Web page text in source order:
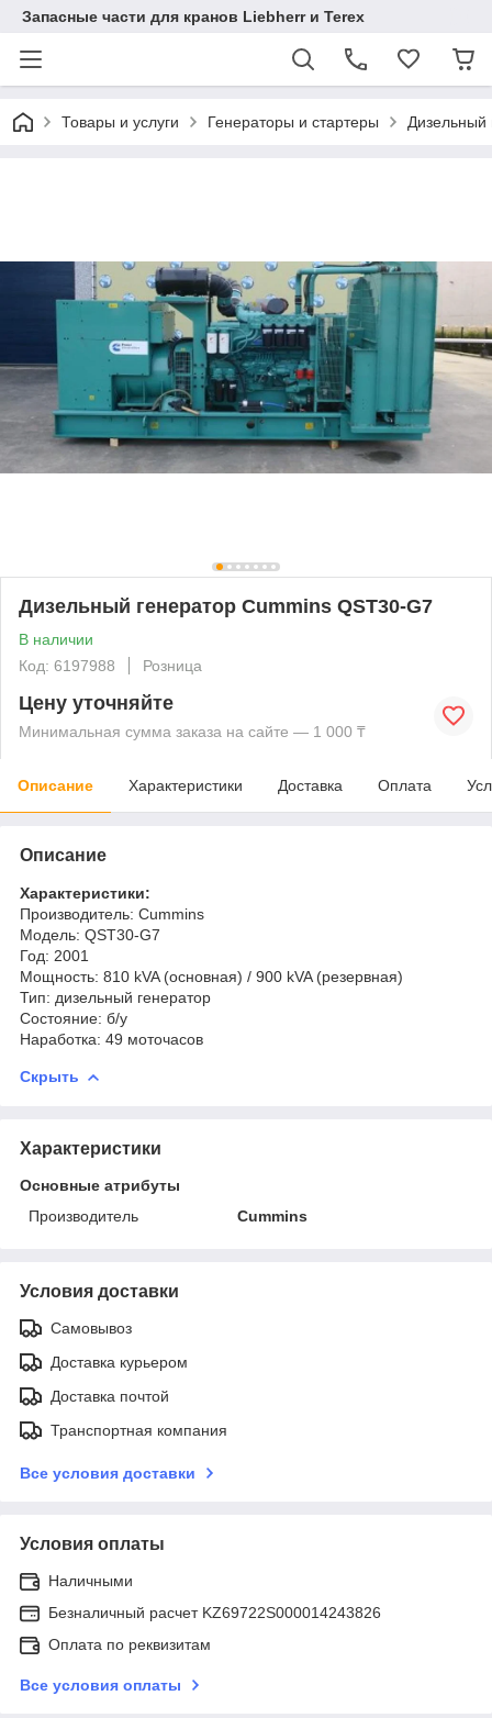
Запасные части для кранов Liebherr и Terex
Товары и услуги Генераторы и стартеры Дизельный
Дизельный генератор Cummins QST30-G7
В наличии
Код: 6197988
Розница
Цену уточняйте
Минимальная сумма заказа на сайте — 1 000 ₸
Описание Характеристики Доставка Оплата
Описание
Характеристики:
Производитель: Cummins
Модель: QST30-G7
Год: 2001
Мощность: 810 kVA (основная) / 900 kVA (резервная)
Тип: дизельный генератор
Состояние: б/у
Наработка: 49 моточасов
Скрыть
Характеристики
Основные атрибуты
Производитель
Cummins
Условия доставки
Самовывоз
Доставка курьером
Доставка почтой
Транспортная компания
Все условия доставки
Условия оплаты
Наличными
Безналичный расчет KZ69722S000014243826
Оплата по реквизитам
Все условия оплаты